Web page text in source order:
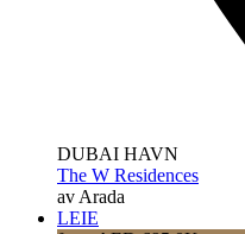
DUBAI HAVN
The W Residences
av Arada
LEIE